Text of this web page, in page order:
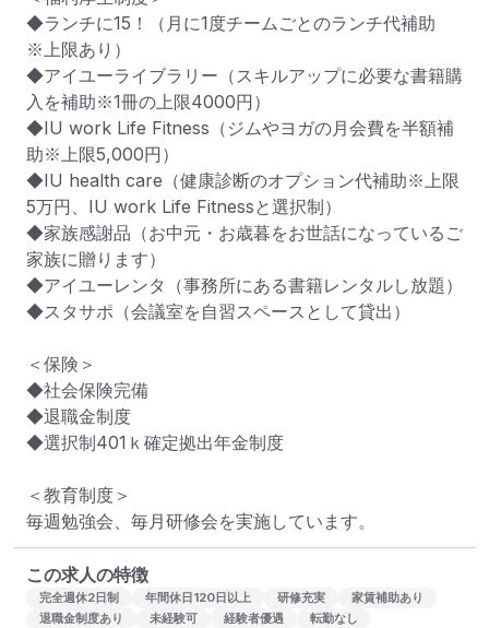
◆ランチに15！（月に1度チームごとのランチ代補助
※上限あり）
◆アイユーライブラリー（スキルアップに必要な書籍購
入を補助※1冊の上限4000円）
◆IU work Life Fitness（ジムやヨガの月会費を半額補
助※上限5,000円）
◆IU health care（健康診断のオプション代補助※上限
5万円、IU work Life Fitnessと選択制）
◆家族感謝品（お中元・お歳暮をお世話になっているご
家族に贈ります）
◆アイユーレンタ（事務所にある書籍レンタルし放題）
◆スタサポ（会議室を自習スペースとして貸出）
＜保険＞
◆社会保険完備
◆退職金制度
◆選択制401ｋ確定拠出年金制度
＜教育制度＞
毎週勉強会、毎月研修会を実施しています。
この求人の特徴
完全週休2日制 年間休日120日以上 研修充実
家賃補助あり
退職金制度あり
未経験可 経験者優遇 転勤なし